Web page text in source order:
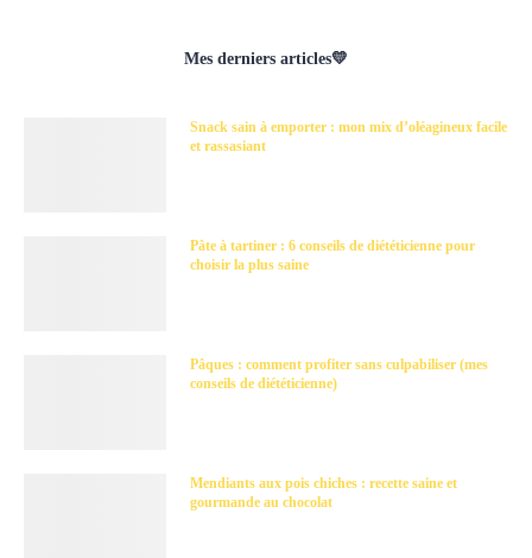
Mes derniers articles💛
Snack sain à emporter : mon mix d’oléagineux facile
et rassasiant
Pâte à tartiner : 6 conseils de diététicienne pour
choisir la plus saine
Pâques : comment profiter sans culpabiliser (mes
conseils de diététicienne)
Mendiants aux pois chiches : recette saine et
gourmande au chocolat